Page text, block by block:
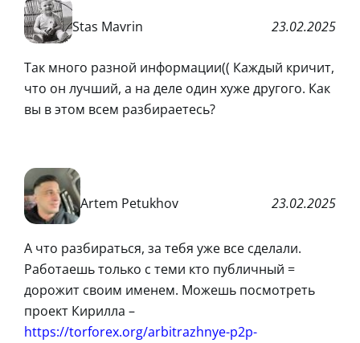
Stas Mavrin 23.02.2025
Так много разной информации(( Каждый кричит,
что он лучший, а на деле один хуже другого. Как
вы в этом всем разбираетесь?
Artem Petukhov 23.02.2025
А что разбираться, за тебя уже все сделали.
Работаешь только с теми кто публичный =
дорожит своим именем. Можешь посмотреть
проект Кирилла –
https://torforex.org/arbitrazhnye-p2p-